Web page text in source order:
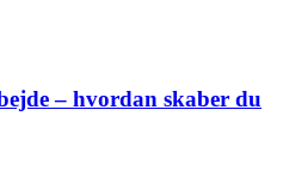
– hvordan skaber du